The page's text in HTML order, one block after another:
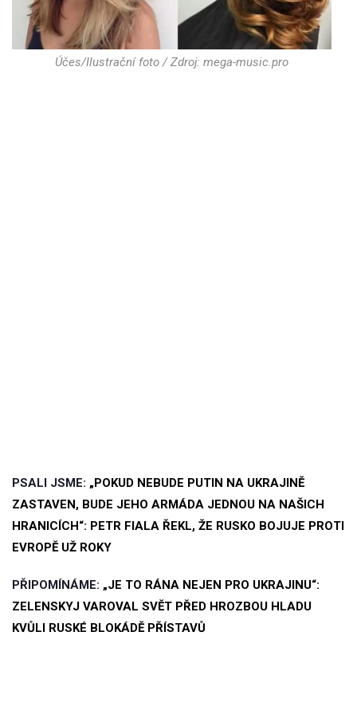
Účes/Ilustrační foto / Zdroj: mega-music.pro
PSALI JSME: „POKUD NEBUDE PUTIN NA UKRAJINĚ
ZASTAVEN, BUDE JEHO ARMÁDA JEDNOU NA NAŠICH
HRANICÍCH“: PETR FIALA ŘEKL, ŽE RUSKO BOJUJE PROTI
EVROPĚ UŽ ROKY
PŘIPOMÍNÁME: „JE TO RÁNA NEJEN PRO UKRAJINU“:
ZELENSKYJ VAROVAL SVĚT PŘED HROZBOU HLADU
KVŮLI RUSKÉ BLOKÁDĚ PŘÍSTAVŮ